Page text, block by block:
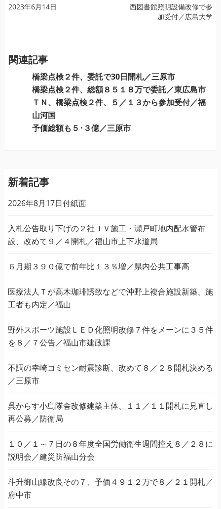
投
ゲ
ー
2023年6月14日
西図書館照明設備改修で参
加受付／広島大学
関連記事
橋梁点検２件、委託で30日開札／三原市
橋梁点検２件、総額８５１８万で委託／東広島市
ＴＮ、橋梁点検２件、５／１３から参加受付／福
山河国
予価総額も５･３億／三原市
新着記事
2026年8月17日付紙面
入札公告取り下げの２社ＪＶ施工・瀬戸町地内配水管布
設、改めて９／４開札／福山市上下水道局
６月期３９０億で前年比１３％増／県内公共工事高
医療法人Ｔが高木珈琲誘致などで沖野上複合施設新築、施
工者も内定／福山
野外スポーツ施設ＬＥＤ化照明改修７件をメーンに３５件
を８／７公告／福山市建政課
不調の幸崎コミセン耐震診断、改めて８／２８開札決める
／三原市
呉からす小島隊舎改修建築主体、１１／１１開札に見直し
再公募／防衛局
１０／１～７日の８年度全国労働衛生週間控え８／２８に
説明会／建災防福山分会
斗升御山線改良その７、予価４９１２万で８／２１開札／
府中市